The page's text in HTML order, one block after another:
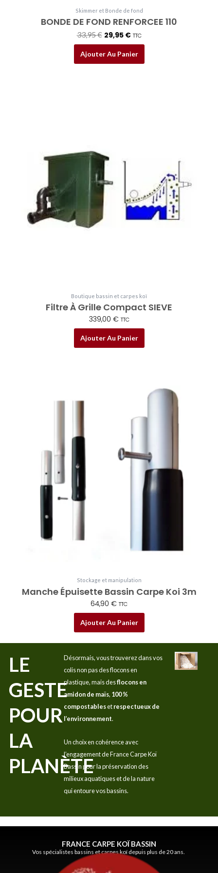
Skimmer et Bonde de fond
BONDE DE FOND RENFORCEE 110
33,95€ 29,95 € TTC
Ajouter Au Panier
Boutique bassin et carpes koï
Filtre À Grille Compact SIEVE
339,00 € TTC
Ajouter Au Panier
Stockage et manipulation
Manche Épuisette Bassin Carpe Koi 3m
64,90 € TTC
Ajouter Au Panier
LE
GESTE
POUR
LA
PLANÈTE
Désormais, vous trouverez dans vos
colis non pas des flocons en
plastique, mais desflocons en
amidon de maïs, 100 %
compostablesetrespectueux de
l’environnement.
Un choix en cohérence avec
l’engagement de France Carpe Koï
Bassin pour la préservation des
milieux aquatiques et de la nature
qui entoure vos bassins.
FRANCE CARPE KOÏ BASSIN
Vos spécialistes bassins et carpes koï depuis plus de 20 ans.